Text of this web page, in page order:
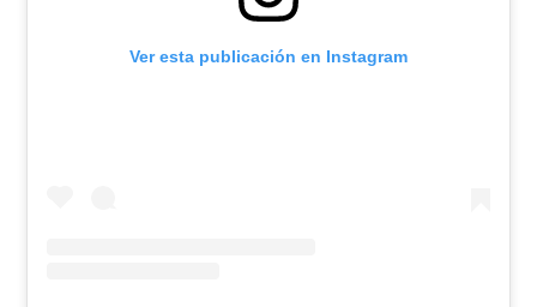
Ver esta publicación en Instagram